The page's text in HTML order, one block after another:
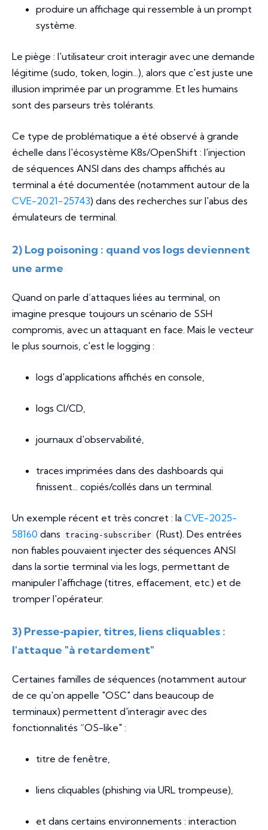
produire un affichage qui ressemble à un prompt
système.
Le piège : l'utilisateur croit interagir avec une demande
légitime (sudo, token, login...), alors que c'est juste une
illusion imprimée par un programme. Et les humains
sont des parseurs très tolérants.
Ce type de problématique a été observé à grande
échelle dans l'écosystème K8s/OpenShift : l'injection
de séquences ANSI dans des champs affichés au
terminal a été documentée (notamment autour de la
CVE-2021-25743) dans des recherches sur l'abus des
émulateurs de terminal.
2) Log poisoning : quand vos logs deviennent
une arme
Quand on parle d’attaques liées au terminal, on
imagine presque toujours un scénario de SSH
compromis, avec un attaquant en face. Mais le vecteur
le plus sournois, c'est le logging :
logs d'applications affichés en console,
logs CI/CD,
journaux d'observabilité,
traces imprimées dans des dashboards qui
finissent... copiés/collés dans un terminal.
Un exemple récent et très concret : la CVE-2025-
58160 dans tracing-subscriber (Rust). Des entrées
non fiables pouvaient injecter des séquences ANSI
dans la sortie terminal via les logs, permettant de
manipuler l'affichage (titres, effacement, etc.) et de
tromper l'opérateur.
3) Presse‑papier, titres, liens cliquables :
l'attaque "à retardement"
Certaines familles de séquences (notamment autour
de ce qu'on appelle "OSC" dans beaucoup de
terminaux) permettent d'interagir avec des
fonctionnalités “OS-like" :
titre de fenêtre,
liens cliquables (phishing via URL trompeuse),
et dans certains environnements : interaction